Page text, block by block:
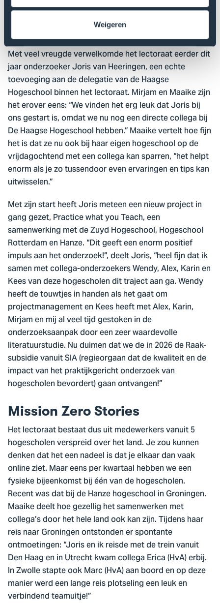
Weigeren
Nieuwe Haagse collega om
mee te sparren
Met veel vreugde verwelkomde het lectoraat eerder dit
jaar onderzoeker Joris van Heeringen, een echte
toevoeging aan de delegatie van de Haagse
Hogeschool binnen het lectoraat. Mirjam en Maaike zijn
het erover eens: “We vinden het erg leuk dat Joris bij
ons gestart is, omdat we nu nog een directe collega bij
De Haagse Hogeschool hebben.” Maaike vertelt hoe fijn
het is dat ze nu ook bij haar eigen hogeschool op de
vrijdagochtend met een collega kan sparren, “het helpt
enorm als je zo tussendoor even ervaringen en tips kan
uitwisselen.”
Met zijn start heeft Joris meteen een nieuw project in
gang gezet, Practice what you Teach, een
samenwerking met de Zuyd Hogeschool, Hogeschool
Rotterdam en Hanze. “Dit geeft een enorm positief
impuls aan het onderzoek!”, deelt Joris, “heel fijn dat ik
samen met collega-onderzoekers Wendy, Alex, Karin en
Kees van deze hogescholen dit traject aan ga. Wendy
heeft de touwtjes in handen als het gaat om
projectmanagement en Kees heeft met Alex, Karin,
Mirjam en mij al veel tijd gestoken in de
onderzoeksaanpak door een zeer waardevolle
literatuurstudie. Nu duimen dat we de in 2026 de Raak-
subsidie vanuit SIA (regieorgaan dat de kwaliteit en de
impact van het praktijkgericht onderzoek van
hogescholen bevordert) gaan ontvangen!”
Mission Zero Stories
Het lectoraat bestaat dus uit medewerkers vanuit 5
hogescholen verspreid over het land. Je zou kunnen
denken dat het een nadeel is dat je elkaar dan vaak
online ziet. Maar eens per kwartaal hebben we een
fysieke bijeenkomst bij één van de hogescholen.
Recent was dat bij de Hanze hogeschool in Groningen.
Maaike deelt hoe gezellig het samenwerken met
collega’s door het hele land ook kan zijn. Tijdens haar
reis naar Groningen ontstonden er spontante
ontmoetingen: “Joris en ik reisde met de trein vanuit
Den Haag en in Utrecht kwam collega Erica (HvA) erbij.
In Zwolle stapte ook Marc (HvA) aan boord en op deze
manier werd een lange reis plotseling een leuk en
verbindend teamuitje!”